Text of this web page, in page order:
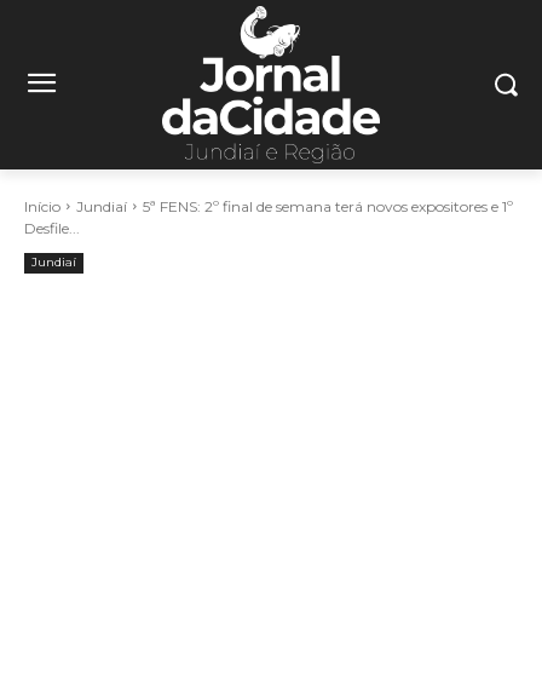
Início Jundiaí
5ª FENS: 2º final de semana terá novos expositores e 1º
Desfile...
Jundiaí